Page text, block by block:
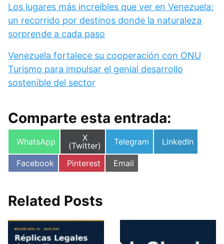
Los lugares más increíbles que ver en Venezuela:
un recorrido por destinos donde la naturaleza
sorprende a cada paso
Venezuela fortalece su cooperación con ONU
Turismo para impulsar el genial desarrollo
sostenible del sector
Comparte esta entrada:
Compartir
WhatsApp
Compartir
en
X
(Twitter)
Compartir
Telegram
Compartir
LinkedIn
Compartir
en
Facebook
Compartir
en
Pinterest
Compartir
en
Email
Related Posts